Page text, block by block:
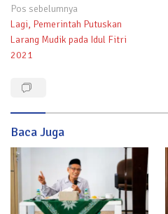
Navigasi
pos
Pos sebelumnya
Lagi, Pemerintah Putuskan
Larang Mudik pada Idul Fitri
2021
Baca Juga